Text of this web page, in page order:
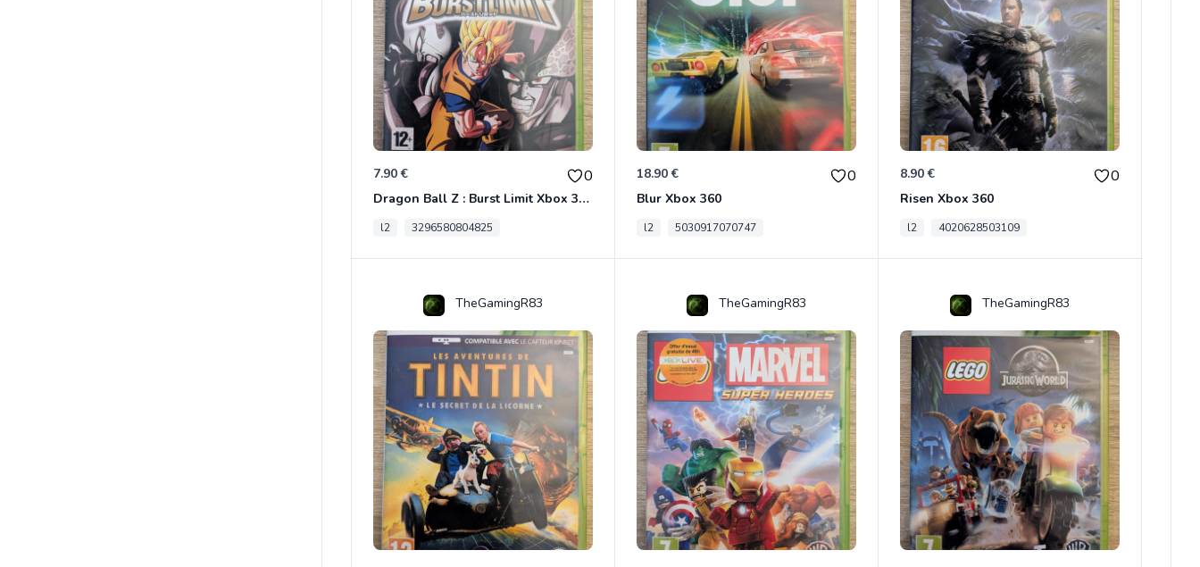
7.90 € 0
Dragon Ball Z : Burst Limit Xbox 360
l2 3296580804825
18.90 € 0
Blur Xbox 360
l2 5030917070747
8.90 € 0
Risen Xbox 360
l2 4020628503109
TheGamingR83 TheGamingR83 TheGamingR83